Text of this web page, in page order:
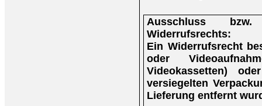
Ausschluss
Widerrufsrechts:
Ein Widerrufsrecht
oder
Videokassetten)
versiegelten
Lieferung entfernt